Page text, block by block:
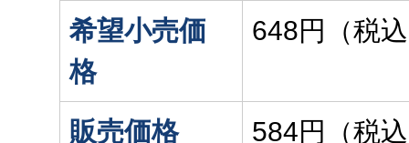
希望小売価
格
648円（税
販売価格 584円（税